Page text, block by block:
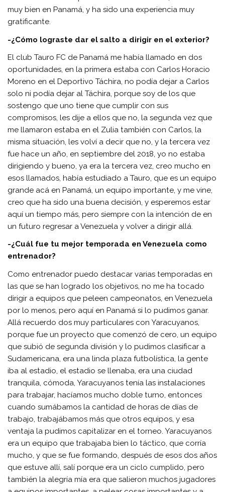
muy bien en Panamá, y ha sido una experiencia muy
gratificante.
-¿Cómo lograste dar el salto a dirigir en el exterior?
El club Tauro FC de Panamá me había llamado en dos
oportunidades, en la primera estaba con Carlos Horacio
Moreno en el Deportivo Táchira, no podía dejar a Carlos
solo ni podía dejar al Táchira, porque soy de los que
sostengo que uno tiene que cumplir con sus
compromisos, les dije a ellos que no, la segunda vez que
me llamaron estaba en el Zulia también con Carlos, la
misma situación, les volví a decir que no, y la tercera vez
fue hace un año, en septiembre del 2018, yo no estaba
dirigiendo y bueno, ya era la tercera vez, creo mucho en
esos llamados, había estudiado a Tauro, que es un equipo
grande acá en Panamá, un equipo importante, y me vine,
creo que ha sido una buena decisión, y esperemos estar
aquí un tiempo más, pero siempre con la intención de en
un futuro regresar a Venezuela y volver a dirigir allá.
-¿Cuál fue tu mejor temporada en Venezuela como
entrenador?
Como entrenador puedo destacar varias temporadas en
las que se han logrado los objetivos, no me ha tocado
dirigir a equipos que peleen campeonatos, en Venezuela
por lo menos, pero aquí en Panamá si lo pudimos ganar.
Allá recuerdo dos muy particulares con Yaracuyanos,
porque fue un proyecto que comenzó de cero, un equipo
que subió de segunda división y lo pudimos clasificar a
Sudamericana, era una linda plaza futbolística, la gente
iba al estadio, el estadio se llenaba, era una ciudad
tranquila, cómoda, Yaracuyanos tenía las instalaciones
para trabajar, hacíamos mucho doble turno, entonces
cuando sumábamos la cantidad de horas de días de
trabajo, trabajábamos más que otros equipos, y esa
ventaja la pudimos capitalizar en el torneo. Yaracuyanos
era un equipo que trabajaba bien lo táctico, que corría
mucho, y que se fue formando, después de esos dos años
que estuve allí, salí porque era un ciclo cumplido, pero
también la alegría mía era que salieron muchos jugadores